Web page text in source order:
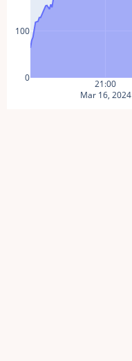
21:00
Mar 16, 2024
0
100